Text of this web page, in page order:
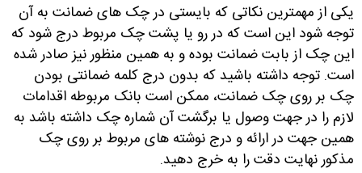
یکی از مهمترین نکاتی که بایستی در چک های ضمانت به آن
توجه شود این است که در رو یا پشت چک مربوط درج شود که
این چک از بابت ضمانت بوده و به همین منظور نیز صادر شده
است. توجه داشته باشید که بدون درج کلمه ضمانتی بودن
چک بر روی چک ضمانت، ممکن است بانک مربوطه اقدامات
لازم را در جهت وصول یا برگشت آن شماره چک داشته باشد به
همین جهت در ارائه و درج نوشته های مربوط بر روی چک
مذکور نهایت دقت را به خرج دهید.